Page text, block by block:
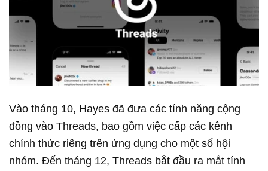
Vào tháng 10, Hayes đã đưa các tính năng cộng
đồng vào Threads, bao gồm việc cấp các kênh
chính thức riêng trên ứng dụng cho một số hội
nhóm. Đến tháng 12, Threads bắt đầu ra mắt tính